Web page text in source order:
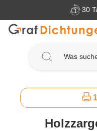
Zum Hauptinhalt springen
30